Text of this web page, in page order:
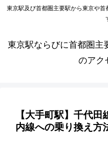
東京駅及び首都圏主要駅から東京や
東京駅ならびに首都圏主
のアク
【大手町駅】千代
内線への乗り換え方